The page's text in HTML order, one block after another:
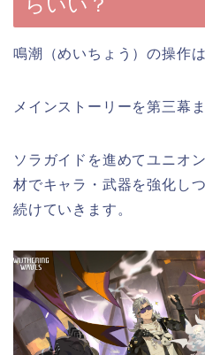
鳴潮（めいちょう）の操作
メインストーリーを第三幕
ソラガイドを進めてユニオ
材でキャラ・武器を強化し
続けていきます。